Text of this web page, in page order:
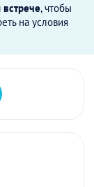
, чтобы
на условия